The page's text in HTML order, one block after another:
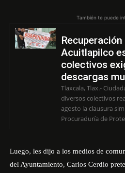
También te puede
Acuitlapilco
colectivos
descargas
Tlaxcala, Tlax.-
diversos colectivos
agosto la clausura
Procuraduría de
Luego, les dijo a los medios de
del Ayuntamiento, Carlos Cerdio